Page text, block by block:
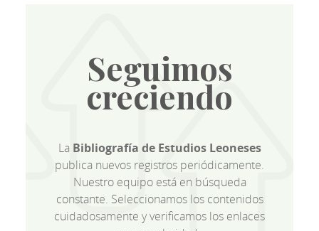
Seguimos
creciendo
La Bibliografía de Estudios Leoneses
publica nuevos registros periódicamente.
Nuestro equipo está en búsqueda
constante. Seleccionamos los contenidos
cuidadosamente y verificamos los enlaces